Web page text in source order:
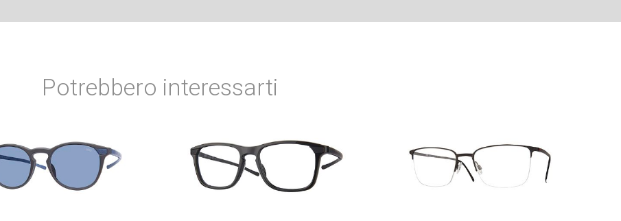
Potrebbero interessarti